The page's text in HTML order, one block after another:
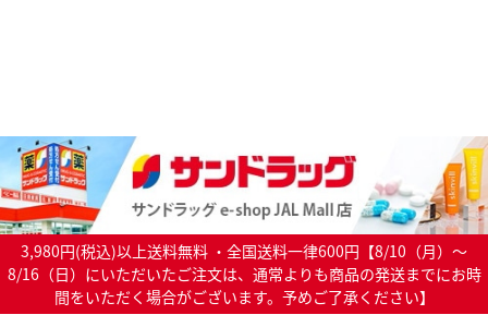
3,980円(税込)以上送料無料 ・全国送料一律600円【8/10（月）～
8/16（日）にいただいたご注文は、通常よりも商品の発送までにお時
間をいただく場合がございます。予めご了承ください】